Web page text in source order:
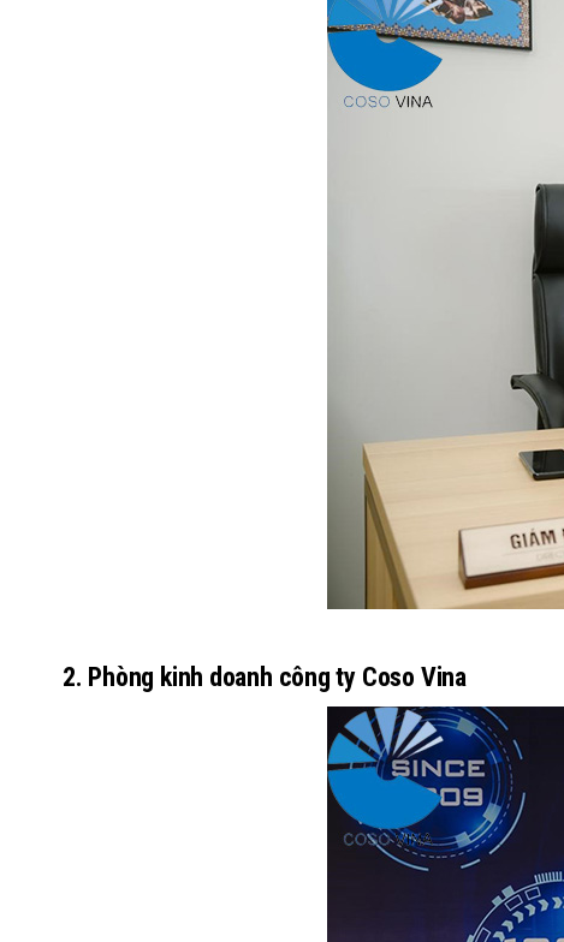
2. Phòng kinh doanh công ty Coso Vina